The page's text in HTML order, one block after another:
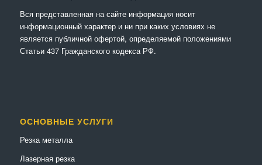
Вся представленная на сайте информация носит
информационный характер и ни при каких условиях не
является публичной офертой, определяемой положениями
Статьи 437 Гражданского кодекса РФ.
ОСНОВНЫЕ УСЛУГИ
Резка металла
Лазерная резка